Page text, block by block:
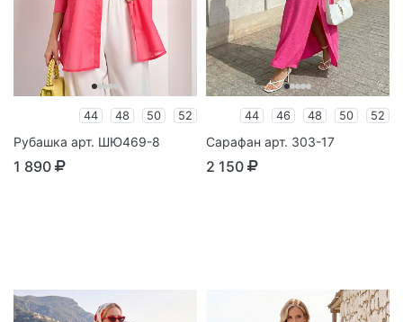
44 48 50 52
Рубашка арт. ШЮ469-8
1 890
44 46 48 50 52
Сарафан арт. 303-17
2 150